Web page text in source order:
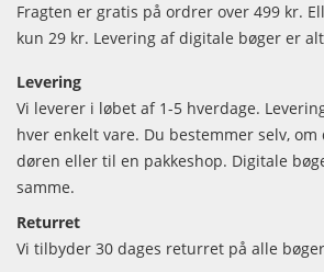
Fragten er gratis på ordrer over 499 kr.
kun 29 kr. Levering af digitale bøger er
Levering
Vi leverer i løbet af 1-5 hverdage.
hver enkelt vare. Du bestemmer selv,
døren eller til en pakkeshop. Digitale
samme.
Returret
Vi tilbyder 30 dages returret på alle